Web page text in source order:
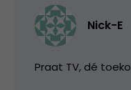
Nick-E
Praat TV, dé